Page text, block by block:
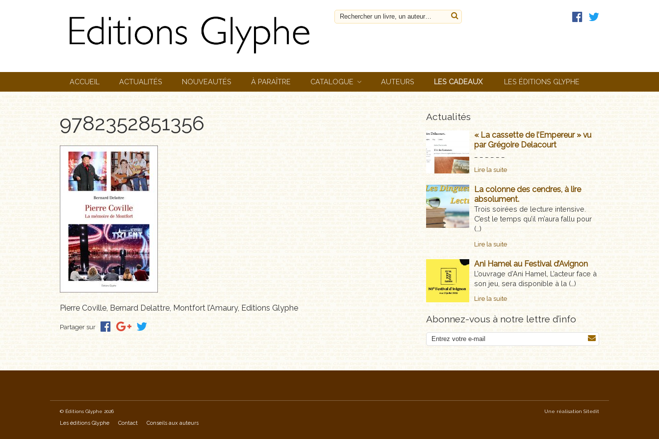
ACCUEIL ACTUALITÉS NOUVEAUTÉS À PARAÎTRE CATALOGUE AUTEURS LES CADEAUX LES ÉDITIONS GLYPHE
9782352851356
Pierre Coville, Bernard Delattre, Montfort l’Amaury, Editions Glyphe
Partager sur
Actualités
« La cassette de l’Empereur » vu
par Grégoire Delacourt
Lire la suite
La colonne des cendres, à lire
absolument.
Trois soirées de lecture intensive.
C’est le temps qu’il m’aura fallu pour
(…)
Lire la suite
Ani Hamel au Festival d’Avignon
L’ouvrage d’Ani Hamel, L’acteur face à
son jeu, sera disponible à la (…)
Lire la suite
Abonnez-vous à notre lettre d’info
© Éditions Glyphe 2026
Les éditions Glyphe Contact Conseils aux auteurs
Une réalisation Sitedit